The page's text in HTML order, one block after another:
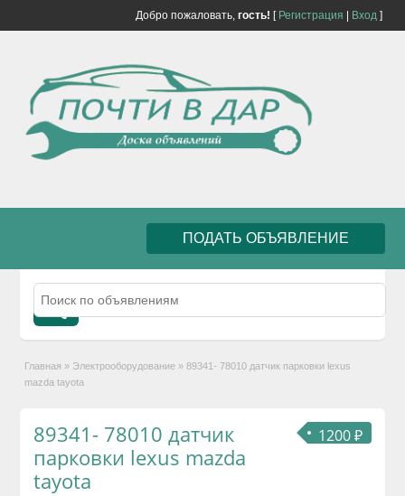
Добро пожаловать, гость! [ Регистрация Вход]
ПОДАТЬ ОБЪЯВЛЕНИЕ
Главная » Электрооборудование » 89341- 78010 датчик парковки lexus
mazda tayota
1200 ₽
89341- 78010 датчик
парковки lexus mazda
tayota